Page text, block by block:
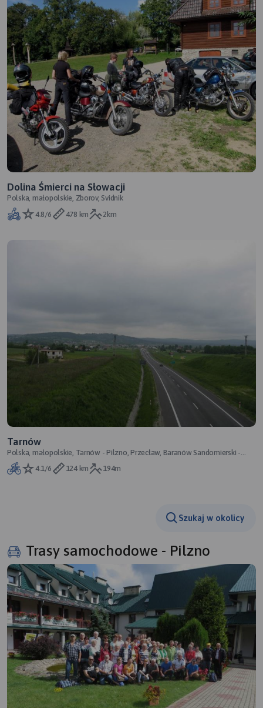
Dolina Śmierci na Słowacji
Polska, małopolskie, Zborov, Svidnik
4.8/6
478 km 2km
Tarnów
Polska, małopolskie, Tarnów - Pilzno, Przecław, Baranów Sandomierski -
Tarnobrzeg
4.1/6
124 km 194m
Szukaj w okolicy
Trasy samochodowe - Pilzno